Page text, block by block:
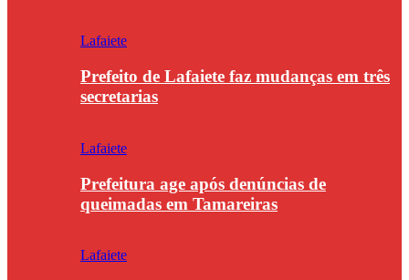
Lafaiete
Prefeito de Lafaiete faz mudanças em três
secretarias
Lafaiete
Prefeitura age após denúncias de
queimadas em Tamareiras
Lafaiete